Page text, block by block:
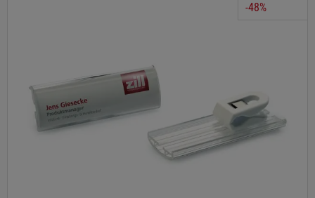
-48%